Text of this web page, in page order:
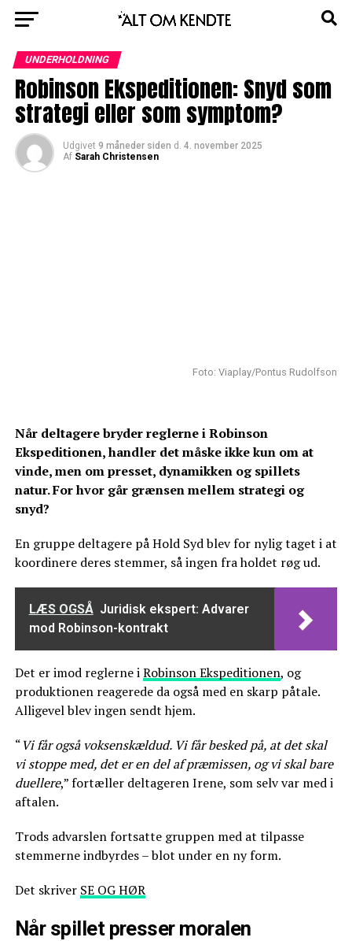
UNDERHOLDNING
Robinson Ekspeditionen: Snyd som
strategi eller som symptom?
Udgivet 9 måneder siden d. 4. november 2025
Af Sarah Christensen
Foto: Viaplay/Pontus Rudolfson
Når deltagere bryder reglerne i Robinson
Ekspeditionen, handler det måske ikke kun om at
vinde, men om presset, dynamikken og spillets
natur. For hvor går grænsen mellem strategi og
snyd?
En gruppe deltagere på Hold Syd blev for nylig taget i at
koordinere deres stemmer, så ingen fra holdet røg ud.
LÆS OGSÅ Juridisk ekspert: Advarer
mod Robinson-kontrakt
Det er imod reglerne iRobinson Ekspeditionen, og
produktionen reagerede da også med en skarp påtale.
Alligevel blev ingen sendt hjem.
“Vi får også voksenskældud. Vi får besked på, at det skal
vi stoppe med, det er en del af præmissen, og vi skal bare
duellere,” fortæller deltageren Irene, som selv var med i
aftalen.
Trods advarslen fortsatte gruppen med at tilpasse
stemmerne indbyrdes – blot under en ny form.
Det skriver SE OG HØR
Når spillet presser moralen